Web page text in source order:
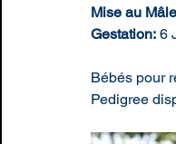
Mise au
Gestation: 6
Bébés pour
Pedigree